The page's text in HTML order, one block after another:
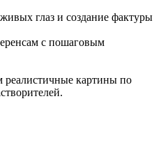
глаз и создание фактуры
с пошаговым
реалистичные картины по